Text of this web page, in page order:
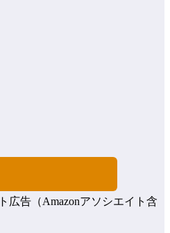
広告（Amazonアソシエイト含